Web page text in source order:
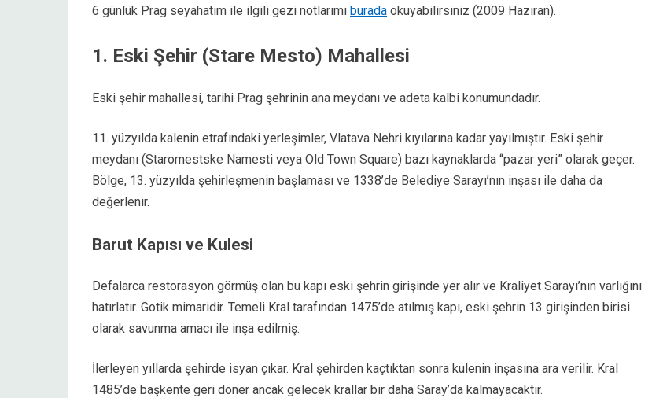
6 günlük Prag seyahatim ile ilgili gezi notlarımı burada okuyabilirsiniz (2009 Haziran).
1. Eski Şehir (Stare Mesto) Mahallesi
Eski şehir mahallesi, tarihi Prag şehrinin ana meydanı ve adeta kalbi konumundadır.
11. yüzyılda kalenin etrafındaki yerleşimler, Vlatava Nehri kıyılarına kadar yayılmıştır. Eski şehir
meydanı (Staromestske Namesti veya Old Town Square) bazı kaynaklarda “pazar yeri” olarak geçer.
Bölge, 13. yüzyılda şehirleşmenin başlaması ve 1338’de Belediye Sarayı’nın inşası ile daha da
değerlenir.
Barut Kapısı ve Kulesi
Defalarca restorasyon görmüş olan bu kapı eski şehrin girişinde yer alır ve Kraliyet Sarayı’nın varlığını
hatırlatır. Gotik mimaridir. Temeli Kral tarafından 1475’de atılmış kapı, eski şehrin 13 girişinden birisi
olarak savunma amacı ile inşa edilmiş.
İlerleyen yıllarda şehirde isyan çıkar. Kral şehirden kaçtıktan sonra kulenin inşasına ara verilir. Kral
1485’de başkente geri döner ancak gelecek krallar bir daha Saray’da kalmayacaktır.